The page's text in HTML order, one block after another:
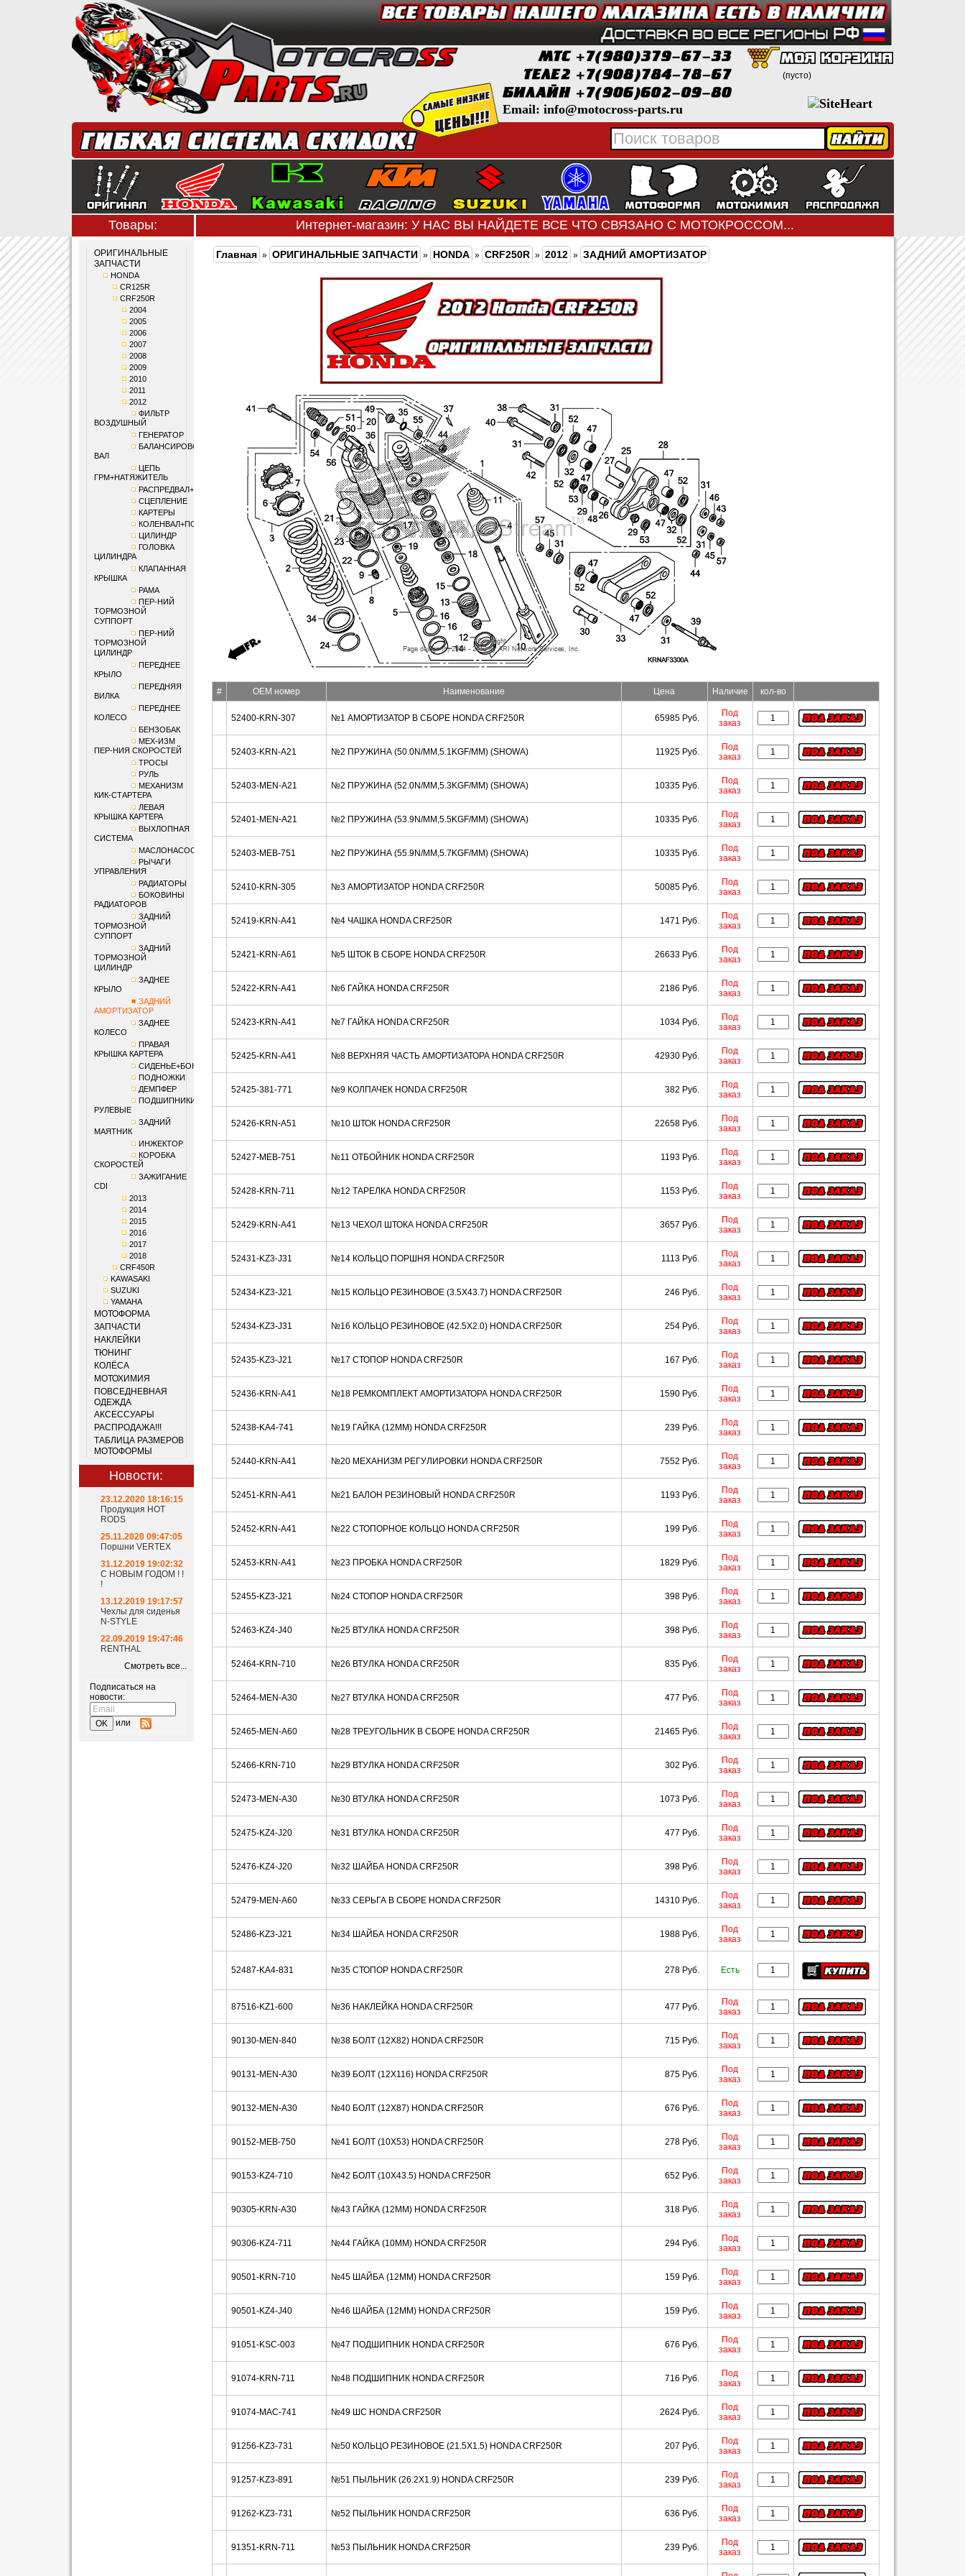
(пусто)
Email: info@motocross-parts.ru
Товары: Интернет-магазин: У НАС ВЫ НАЙДЕТЕ ВСЕ ЧТО СВЯЗАНО С МОТОКРОССОМ...
ОРИГИНАЛЬНЫЕ
ЗАПЧАСТИ
HONDA
CR125R
CRF250R
2004
2005
2006
2007
2008
2009
2010
2011
2012
ФИЛЬТР
ВОЗДУШНЫЙ
ГЕНЕРАТОР
БАЛАНСИРОВОЧНЫЙ
ВАЛ
ЦЕПЬ
ГРМ+НАТЯЖИТЕЛЬ
РАСПРЕДВАЛ+КЛАПАНЫ
СЦЕПЛЕНИЕ
КАРТЕРЫ
КОЛЕНВАЛ+ПОРШЕНЬ
ЦИЛИНДР
ГОЛОВКА
ЦИЛИНДРА
КЛАПАННАЯ
КРЫШКА
РАМА
ПЕР-НИЙ
ТОРМОЗНОЙ
СУППОРТ
ПЕР-НИЙ
ТОРМОЗНОЙ
ЦИЛИНДР
ПЕРЕДНЕЕ
КРЫЛО
ПЕРЕДНЯЯ
ВИЛКА
ПЕРЕДНЕЕ
КОЛЕСО
БЕНЗОБАК
МЕХ-ИЗМ
ПЕР-НИЯ СКОРОСТЕЙ
ТРОСЫ
РУЛЬ
МЕХАНИЗМ
КИК-СТАРТЕРА
ЛЕВАЯ
КРЫШКА КАРТЕРА
ВЫХЛОПНАЯ
СИСТЕМА
МАСЛОНАСОС
РЫЧАГИ
УПРАВЛЕНИЯ
РАДИАТОРЫ
БОКОВИНЫ
РАДИАТОРОВ
ЗАДНИЙ
ТОРМОЗНОЙ
СУППОРТ
ЗАДНИЙ
ТОРМОЗНОЙ
ЦИЛИНДР
ЗАДНЕЕ
КРЫЛО
ЗАДНИЙ
АМОРТИЗАТОР
ЗАДНЕЕ
КОЛЕСО
ПРАВАЯ
КРЫШКА КАРТЕРА
СИДЕНЬЕ+БОКОВИНЫ
ПОДНОЖКИ
ДЕМПФЕР
ПОДШИПНИКИ
РУЛЕВЫЕ
ЗАДНИЙ
МАЯТНИК
ИНЖЕКТОР
КОРОБКА
СКОРОСТЕЙ
ЗАЖИГАНИЕ
CDI
2013
2014
2015
2016
2017
2018
CRF450R
KAWASAKI
SUZUKI
YAMAHA
МОТОФОРМА
ЗАПЧАСТИ
НАКЛЕЙКИ
ТЮНИНГ
КОЛЁСА
МОТОХИМИЯ
ПОВСЕДНЕВНАЯ
ОДЕЖДА
АКСЕССУАРЫ
РАСПРОДАЖА!!!
ТАБЛИЦА РАЗМЕРОВ
МОТОФОРМЫ
Новости:
23.12.2020 18:16:15
Продукция HOT
RODS
25.11.2020 09:47:05
Поршни VERTEX
31.12.2019 19:02:32
С НОВЫМ ГОДОМ ! !
!
13.12.2019 19:17:57
Чехлы для сиденья
N-STYLE
22.09.2019 19:47:46
RENTHAL
Смотреть все...
Подписаться на
новости:
или
Главная » ОРИГИНАЛЬНЫЕ ЗАПЧАСТИ » HONDA » CRF250R » 2012 » ЗАДНИЙ АМОРТИЗАТОР
# OEM номер Наименование Цена Наличие кол-во
52400-KRN-307 №1 АМОРТИЗАТОР В СБОРЕ HONDA CRF250R 65985 Руб.
Под
заказ
52403-KRN-A21 №2 ПРУЖИНА (50.0N/MM,5.1KGF/MM) (SHOWA) 11925 Руб.
Под
заказ
52403-MEN-A21 №2 ПРУЖИНА (52.0N/MM,5.3KGF/MM) (SHOWA) 10335 Руб.
Под
заказ
52401-MEN-A21 №2 ПРУЖИНА (53.9N/MM,5.5KGF/MM) (SHOWA) 10335 Руб.
Под
заказ
52403-MEB-751 №2 ПРУЖИНА (55.9N/MM,5.7KGF/MM) (SHOWA) 10335 Руб.
Под
заказ
52410-KRN-305 №3 АМОРТИЗАТОР HONDA CRF250R 50085 Руб.
Под
заказ
52419-KRN-A41 №4 ЧАШКА HONDA CRF250R 1471 Руб.
Под
заказ
52421-KRN-A61 №5 ШТОК В СБОРЕ HONDA CRF250R 26633 Руб.
Под
заказ
52422-KRN-A41 №6 ГАЙКА HONDA CRF250R 2186 Руб.
Под
заказ
52423-KRN-A41 №7 ГАЙКА HONDA CRF250R 1034 Руб.
Под
заказ
52425-KRN-A41 №8 ВЕРХНЯЯ ЧАСТЬ АМОРТИЗАТОРА HONDA CRF250R 42930 Руб.
Под
заказ
52425-381-771 №9 КОЛПАЧЕК HONDA CRF250R 382 Руб.
Под
заказ
52426-KRN-A51 №10 ШТОК HONDA CRF250R 22658 Руб.
Под
заказ
52427-MEB-751 №11 ОТБОЙНИК HONDA CRF250R 1193 Руб.
Под
заказ
52428-KRN-711 №12 ТАРЕЛКА HONDA CRF250R 1153 Руб.
Под
заказ
52429-KRN-A41 №13 ЧЕХОЛ ШТОКА HONDA CRF250R 3657 Руб.
Под
заказ
52431-KZ3-J31 №14 КОЛЬЦО ПОРШНЯ HONDA CRF250R 1113 Руб.
Под
заказ
52434-KZ3-J21 №15 КОЛЬЦО РЕЗИНОВОЕ (3.5X43.7) HONDA CRF250R 246 Руб.
Под
заказ
52434-KZ3-J31 №16 КОЛЬЦО РЕЗИНОВОЕ (42.5X2.0) HONDA CRF250R 254 Руб.
Под
заказ
52435-KZ3-J21 №17 СТОПОР HONDA CRF250R 167 Руб.
Под
заказ
52436-KRN-A41 №18 РЕМКОМПЛЕКТ АМОРТИЗАТОРА HONDA CRF250R 1590 Руб.
Под
заказ
52438-KA4-741 №19 ГАЙКА (12MM) HONDA CRF250R 239 Руб.
Под
заказ
52440-KRN-A41 №20 МЕХАНИЗМ РЕГУЛИРОВКИ HONDA CRF250R 7552 Руб.
Под
заказ
52451-KRN-A41 №21 БАЛОН РЕЗИНОВЫЙ HONDA CRF250R 1193 Руб.
Под
заказ
52452-KRN-A41 №22 СТОПОРНОЕ КОЛЬЦО HONDA CRF250R 199 Руб.
Под
заказ
52453-KRN-A41 №23 ПРОБКА HONDA CRF250R 1829 Руб.
Под
заказ
52455-KZ3-J21 №24 СТОПОР HONDA CRF250R 398 Руб.
Под
заказ
52463-KZ4-J40 №25 ВТУЛКА HONDA CRF250R 398 Руб.
Под
заказ
52464-KRN-710 №26 ВТУЛКА HONDA CRF250R 835 Руб.
Под
заказ
52464-MEN-A30 №27 ВТУЛКА HONDA CRF250R 477 Руб.
Под
заказ
52465-MEN-A60 №28 ТРЕУГОЛЬНИК В СБОРЕ HONDA CRF250R 21465 Руб.
Под
заказ
52466-KRN-710 №29 ВТУЛКА HONDA CRF250R 302 Руб.
Под
заказ
52473-MEN-A30 №30 ВТУЛКА HONDA CRF250R 1073 Руб.
Под
заказ
52475-KZ4-J20 №31 ВТУЛКА HONDA CRF250R 477 Руб.
Под
заказ
52476-KZ4-J20 №32 ШАЙБА HONDA CRF250R 398 Руб.
Под
заказ
52479-MEN-A60 №33 СЕРЬГА В СБОРЕ HONDA CRF250R 14310 Руб.
Под
заказ
52486-KZ3-J21 №34 ШАЙБА HONDA CRF250R 1988 Руб.
Под
заказ
52487-KA4-831 №35 СТОПОР HONDA CRF250R 278 Руб. Есть
87516-KZ1-600 №36 НАКЛЕЙКА HONDA CRF250R 477 Руб.
Под
заказ
90130-MEN-840 №38 БОЛТ (12X82) HONDA CRF250R 715 Руб.
Под
заказ
90131-MEN-A30 №39 БОЛТ (12X116) HONDA CRF250R 875 Руб.
Под
заказ
90132-MEN-A30 №40 БОЛТ (12X87) HONDA CRF250R 676 Руб.
Под
заказ
90152-MEB-750 №41 БОЛТ (10X53) HONDA CRF250R 278 Руб.
Под
заказ
90153-KZ4-710 №42 БОЛТ (10X43.5) HONDA CRF250R 652 Руб.
Под
заказ
90305-KRN-A30 №43 ГАЙКА (12MM) HONDA CRF250R 318 Руб.
Под
заказ
90306-KZ4-711 №44 ГАЙКА (10MM) HONDA CRF250R 294 Руб.
Под
заказ
90501-KRN-710 №45 ШАЙБА (12MM) HONDA CRF250R 159 Руб.
Под
заказ
90501-KZ4-J40 №46 ШАЙБА (12MM) HONDA CRF250R 159 Руб.
Под
заказ
91051-KSC-003 №47 ПОДШИПНИК HONDA CRF250R 676 Руб.
Под
заказ
91074-KRN-711 №48 ПОДШИПНИК HONDA CRF250R 716 Руб.
Под
заказ
91074-MAC-741 №49 ШС HONDA CRF250R 2624 Руб.
Под
заказ
91256-KZ3-731 №50 КОЛЬЦО РЕЗИНОВОЕ (21.5X1.5) HONDA CRF250R 207 Руб.
Под
заказ
91257-KZ3-891 №51 ПЫЛЬНИК (26.2X1.9) HONDA CRF250R 239 Руб.
Под
заказ
91262-KZ3-731 №52 ПЫЛЬНИК HONDA CRF250R 636 Руб.
Под
заказ
91351-KRN-711 №53 ПЫЛЬНИК HONDA CRF250R 239 Руб.
Под
заказ